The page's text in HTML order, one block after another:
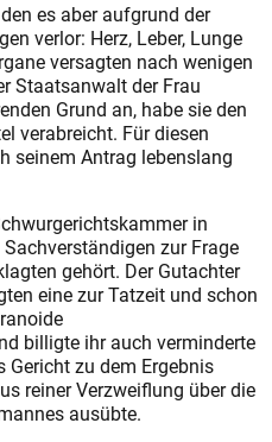
es aber aufgrund der
verlor: Herz, Leber, Lunge
versagten nach wenigen
Staatsanwalt der Frau
Grund an, habe sie den
verabreicht. Für diesen
seinem Antrag lebenslang
in
zur Frage
gehört. Der Gutachter
eine zur Tatzeit und schon
billigte ihr auch verminderte
zu dem Ergebnis
reiner Verzweiflung über die
ausübte.